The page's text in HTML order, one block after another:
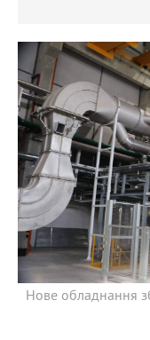
Нове обладнання